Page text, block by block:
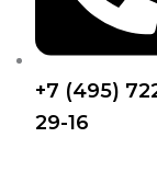
+7 (495)
29-16